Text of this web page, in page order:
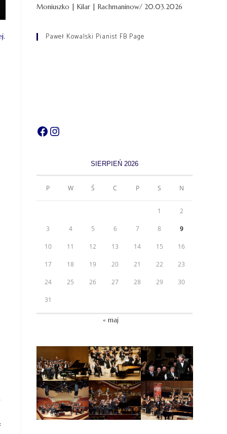
Moniuszko | Kilar | Rachmaninow/ 20.03.2026
Paweł Kowalski Pianist FB Page
SIERPIEŃ 2026
P W Ś C P S N
1 2
3 4 5 6 7 8 9
10 11 12 13 14 15 16
17 18 19 20 21 22 23
24 25 26 27 28 29 30
31
« maj